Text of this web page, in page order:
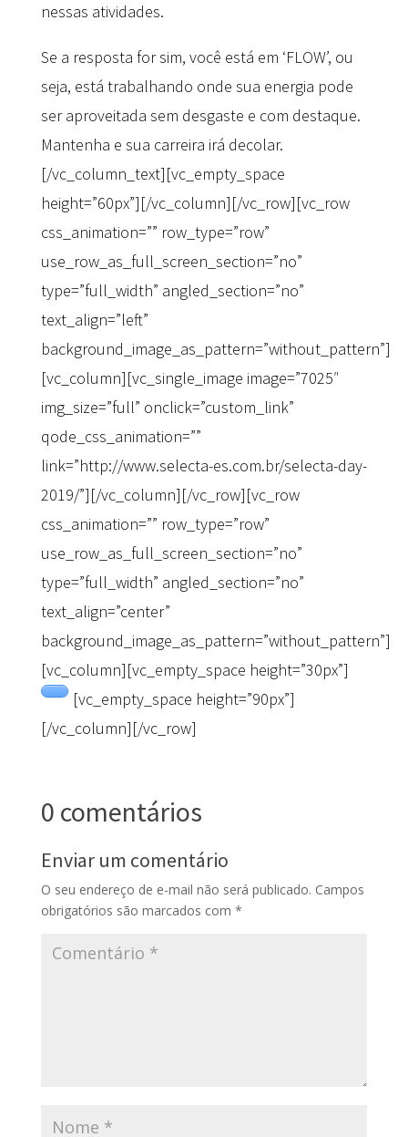
nessas atividades.
Se a resposta for sim, você está em ‘FLOW’, ou
seja, está trabalhando onde sua energia pode
ser aproveitada sem desgaste e com destaque.
Mantenha e sua carreira irá decolar.
[/vc_column_text][vc_empty_space
height=”60px”][/vc_column][/vc_row][vc_row
css_animation=”” row_type=”row”
use_row_as_full_screen_section=”no”
type=”full_width” angled_section=”no”
text_align=”left”
background_image_as_pattern=”without_pattern”]
[vc_column][vc_single_image image=”7025″
img_size=”full” onclick=”custom_link”
qode_css_animation=””
link=”http://www.selecta-es.com.br/selecta-day-
2019/”][/vc_column][/vc_row][vc_row
css_animation=”” row_type=”row”
use_row_as_full_screen_section=”no”
type=”full_width” angled_section=”no”
text_align=”center”
background_image_as_pattern=”without_pattern”]
[vc_column][vc_empty_space height=”30px”]
[vc_empty_space height=”90px”]
[/vc_column][/vc_row]
0 comentários
Enviar um comentário
O seu endereço de e-mail não será publicado. Campos
obrigatórios são marcados com *